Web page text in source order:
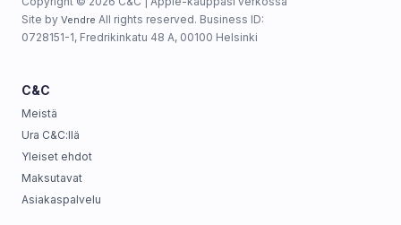
Site by Vendre All rights reserved. Business ID:
0728151-1, Fredrikinkatu 48 A, 00100 Helsinki
C&C
Meistä
Ura C&C:llä
Yleiset ehdot
Maksutavat
Asiakaspalvelu